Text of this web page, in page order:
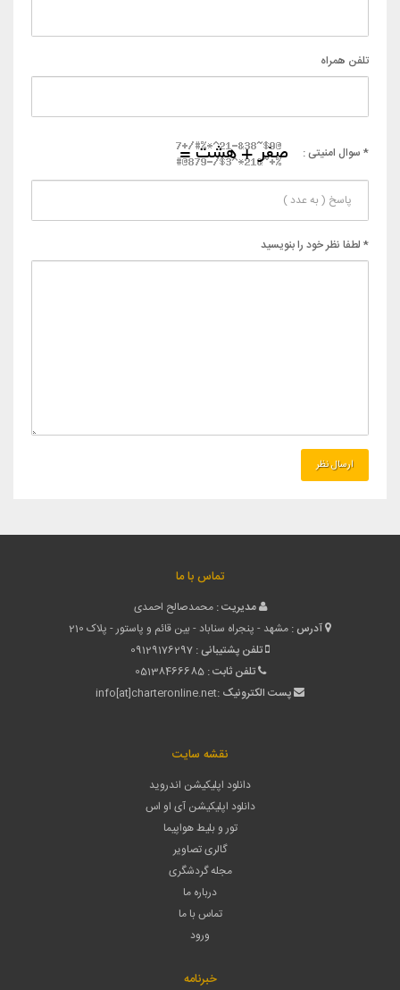
تلفن همراه
* سوال امنیتی :
* لطفا نظر خود را بنویسید
تماس با ما
مدیریت : محمدصالح احمدی
آدرس : مشهد - پنجراه سناباد - بین قائم و پاستور - پلاک 210
تلفن پشتیبانی : 09129176297
تلفن ثابت : 05138466685
پست الکترونیک :info[at]charteronline.net
نقشه سایت
دانلود اپلیکیشن اندروید
دانلود اپلیکیشن آی او اس
تور و بلیط هواپیما
گالری تصاویر
مجله گردشگری
درباره ما
تماس با ما
ورود
خبرنامه